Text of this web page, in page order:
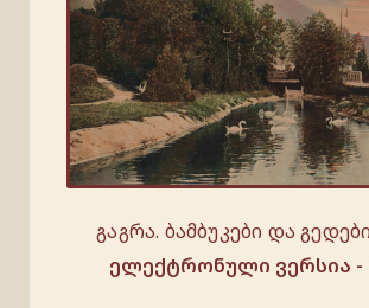
გაგრა. ბამბუკები და
ელექტრონული ვერსია -